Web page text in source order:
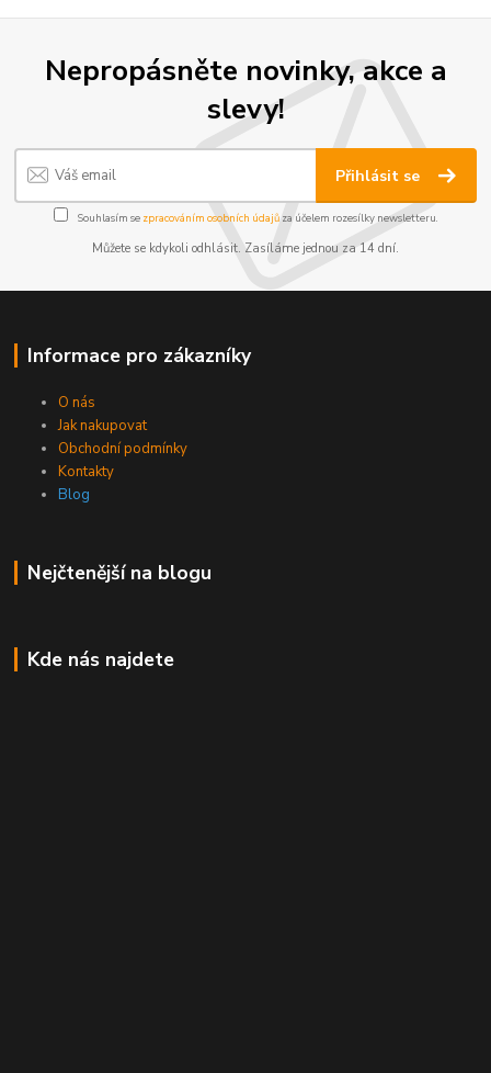
Nepropásněte novinky, akce a
slevy!
Přihlásit se
Souhlasím se zpracováním osobních údajůza účelem rozesílky newsletteru.
Můžete se kdykoli odhlásit. Zasíláme jednou za 14 dní.
Informace pro zákazníky
O nás
Jak nakupovat
Obchodní podmínky
Kontakty
Blog
Nejčtenější na blogu
Kde nás najdete